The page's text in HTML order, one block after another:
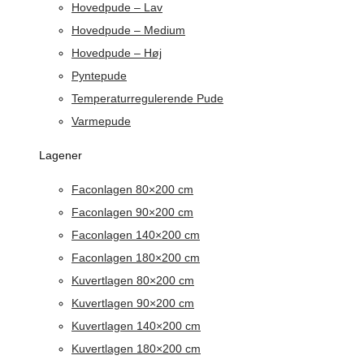
Hovedpude – Lav
Hovedpude – Medium
Hovedpude – Høj
Pyntepude
Temperaturregulerende Pude
Varmepude
Lagener
Faconlagen 80×200 cm
Faconlagen 90×200 cm
Faconlagen 140×200 cm
Faconlagen 180×200 cm
Kuvertlagen 80×200 cm
Kuvertlagen 90×200 cm
Kuvertlagen 140×200 cm
Kuvertlagen 180×200 cm